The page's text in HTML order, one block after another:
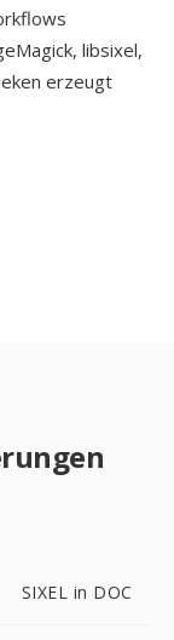
libsixel,
erzeugt
SIXEL in DOC